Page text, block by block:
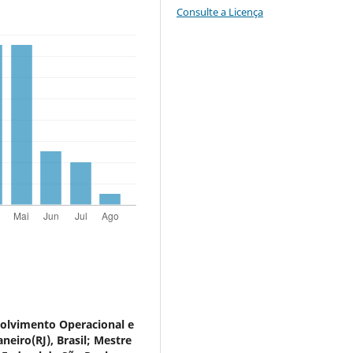
Operacional e
Brasil; Mestre
Consulte a Licença